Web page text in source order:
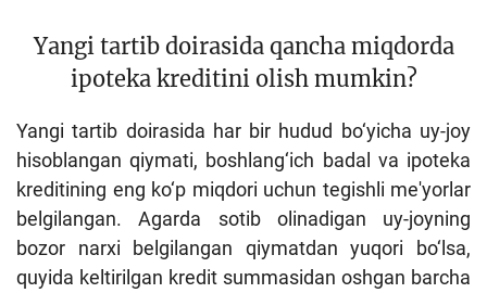
Yangi tartib doirasida qancha miqdorda
ipoteka kreditini olish mumkin?
Yangi tartib doirasida har bir hudud bo‘yicha uy-joy
hisoblangan qiymati, boshlang‘ich badal va ipoteka
kreditining eng ko‘p miqdori uchun tegishli me'yorlar
belgilangan. Agarda sotib olinadigan uy-joyning
bozor narxi belgilangan qiymatdan yuqori bo‘lsa,
quyida keltirilgan kredit summasidan oshgan barcha